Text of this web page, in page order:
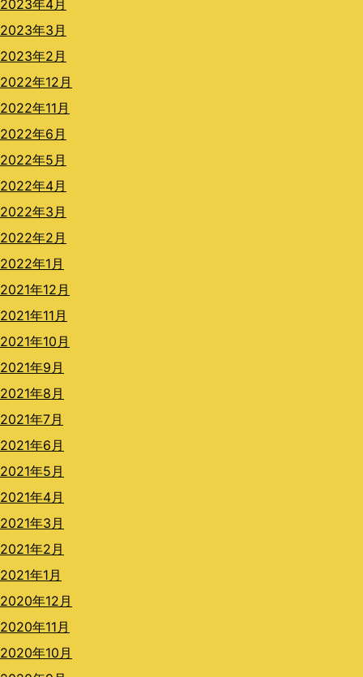
2023年4月
2023年3月
2023年2月
2022年12月
2022年11月
2022年6月
2022年5月
2022年4月
2022年3月
2022年2月
2022年1月
2021年12月
2021年11月
2021年10月
2021年9月
2021年8月
2021年7月
2021年6月
2021年5月
2021年4月
2021年3月
2021年2月
2021年1月
2020年12月
2020年11月
2020年10月